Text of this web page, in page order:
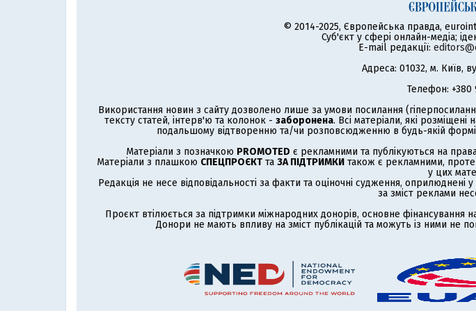
© 2014-2025, Європейська правда,
Суб'єкт у сфері онлайн-медіа;
E-mail редакції:
Адреса: 01032, м. Київ,
Телефон: +380
Використання новин з сайту дозволено лише за умови посилання
тексту статей, інтерв'ю та колонок - заборонена. Всі матеріали, які розміщені
подальшому відтворенню та/чи розповсюдженню в будь-якій
Матеріали з позначкою PROMOTED є рекламними та публікуються на
Матеріали з плашкою СПЕЦПРОЄКТта ЗА ПІДТРИМКИтакож є рекламними, проте
у цих
Редакція не несе відповідальності за факти та оціночні судження, оприлюднені
за зміст реклами
Проєкт втілюється за підтримки міжнародних донорів, основне фінансування
Донори не мають впливу на зміст публікацій та можуть із ними не